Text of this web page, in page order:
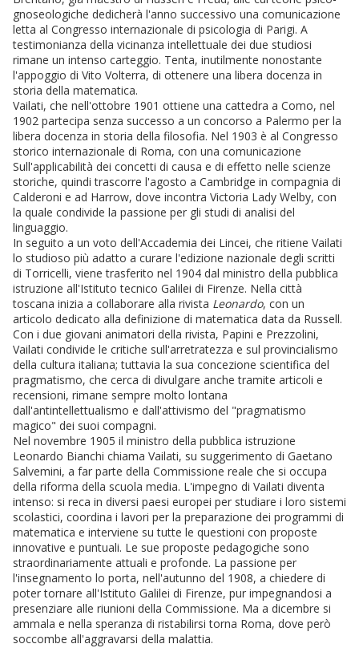
gnoseologiche dedicherà l'anno successivo una comunicazione
letta al Congresso internazionale di psicologia di Parigi. A
testimonianza della vicinanza intellettuale dei due studiosi
rimane un intenso carteggio. Tenta, inutilmente nonostante
l'appoggio di Vito Volterra, di ottenere una libera docenza in
storia della matematica.
Vailati, che nell'ottobre 1901 ottiene una cattedra a Como, nel
1902 partecipa senza successo a un concorso a Palermo per la
libera docenza in storia della filosofia. Nel 1903 è al Congresso
storico internazionale di Roma, con una comunicazione
Sull'applicabilità dei concetti di causa e di effetto nelle scienze
storiche, quindi trascorre l'agosto a Cambridge in compagnia di
Calderoni e ad Harrow, dove incontra Victoria Lady Welby, con
la quale condivide la passione per gli studi di analisi del
linguaggio.
In seguito a un voto dell'Accademia dei Lincei, che ritiene Vailati
lo studioso più adatto a curare l'edizione nazionale degli scritti
di Torricelli, viene trasferito nel 1904 dal ministro della pubblica
istruzione all'Istituto tecnico Galilei di Firenze. Nella città
toscana inizia a collaborare alla rivista Leonardo, con un
articolo dedicato alla definizione di matematica data da Russell.
Con i due giovani animatori della rivista, Papini e Prezzolini,
Vailati condivide le critiche sull'arretratezza e sul provincialismo
della cultura italiana; tuttavia la sua concezione scientifica del
pragmatismo, che cerca di divulgare anche tramite articoli e
recensioni, rimane sempre molto lontana
dall'antintellettualismo e dall'attivismo del "pragmatismo
magico" dei suoi compagni.
Nel novembre 1905 il ministro della pubblica istruzione
Leonardo Bianchi chiama Vailati, su suggerimento di Gaetano
Salvemini, a far parte della Commissione reale che si occupa
della riforma della scuola media. L'impegno di Vailati diventa
intenso: si reca in diversi paesi europei per studiare i loro sistemi
scolastici, coordina i lavori per la preparazione dei programmi di
matematica e interviene su tutte le questioni con proposte
innovative e puntuali. Le sue proposte pedagogiche sono
straordinariamente attuali e profonde. La passione per
l'insegnamento lo porta, nell'autunno del 1908, a chiedere di
poter tornare all'Istituto Galilei di Firenze, pur impegnandosi a
presenziare alle riunioni della Commissione. Ma a dicembre si
ammala e nella speranza di ristabilirsi torna Roma, dove però
soccombe all'aggravarsi della malattia.